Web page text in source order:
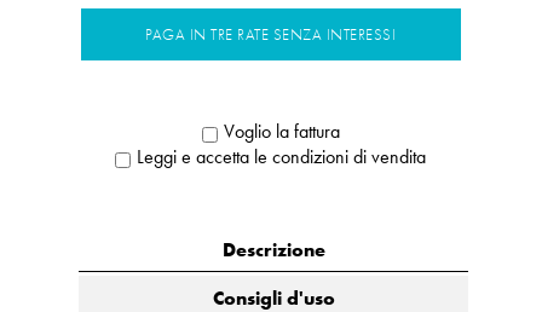
PAGA IN TRE RATE SENZA INTERESSI
Voglio la fattura
Leggi e accetta le condizioni di vendita
Descrizione
Consigli d'uso